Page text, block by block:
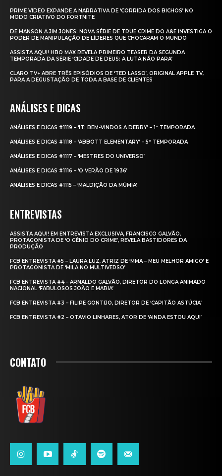
PRIME VIDEO EXPANDE A NARRATIVA DE ‘CORRIDA DOS BICHOS’ NO
MODO CRIATIVO DO FORTNITE
DE MANSON A JIM JONES: NOVA SÉRIE DE TRUE CRIME DO A&E INVESTIGA O
PODER DE MANIPULAÇÃO DE LÍDERES QUE CHOCARAM O MUNDO
ASSISTA AQUI! HBO MAX REVELA PRIMEIRO TEASER DA SEGUNDA
TEMPORADA DA SÉRIE ‘CIDADE DE DEUS: A LUTA NÃO PARA’
CLARO TV+ ABRE TRÊS EPISÓDIOS DE ‘TED LASSO’, ORIGINAL APPLE TV,
PARA A DEGUSTAÇÃO DE TODA A BASE DE CLIENTES
ANÁLISES E DICAS
ANÁLISES E DICAS #1119 – ‘IT: BEM-VINDOS A DERRY’ – 1ª TEMPORADA
ANÁLISES E DICAS #1118 – ‘ABBOTT ELEMENTARY’ – 5ª TEMPORADA
ANÁLISES E DICAS #1117 – ‘MESTRES DO UNIVERSO’
ANÁLISES E DICAS #1116 – ‘O VERÃO DE 1936’
ANÁLISES E DICAS #1115 – ‘MALDIÇÃO DA MÚMIA’
ENTREVISTAS
ASSISTA AQUI! EM ENTREVISTA EXCLUSIVA, FRANCISCO GALVÃO,
PROTAGONISTA DE ‘O GÊNIO DO CRIME’, REVELA BASTIDORES DA
PRODUÇÃO
FCB ENTREVISTA #5 – LAURA LUZ, ATRIZ DE ‘MMA – MEU MELHOR AMIGO’ E
PROTAGONISTA DE ‘MILA NO MULTIVERSO’
FCB ENTREVISTA #4 – ARNALDO GALVÃO, DIRETOR DO LONGA ANIMADO
NACIONAL ‘FABULOSOS JOÃO E MARIA’
FCB ENTREVISTA #3 – FILIPE GONTIJO, DIRETOR DE ‘CAPITÃO ASTÚCIA’
FCB ENTREVISTA #2 – OTAVIO LINHARES, ATOR DE ‘AINDA ESTOU AQUI’
CONTATO